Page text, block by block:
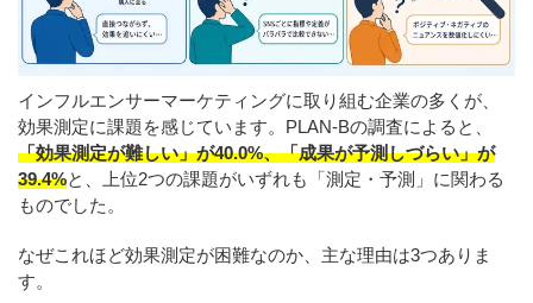
インフルエンサーマーケティングに取り組む企業の多くが、
効果測定に課題を感じています。PLAN-Bの調査によると、
「効果測定が難しい」が40.0%、「成果が予測しづらい」が
39.4%と、上位2つの課題がいずれも「測定・予測」に関わる
ものでした。
なぜこれほど効果測定が困難なのか、主な理由は3つありま
す。